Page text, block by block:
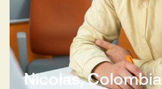
Nicolas, Colombia